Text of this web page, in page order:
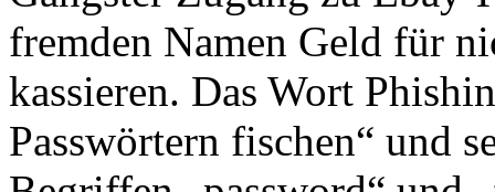
fremden Namen Geld für
kassieren. Das Wort
Passwörtern fischen“ und